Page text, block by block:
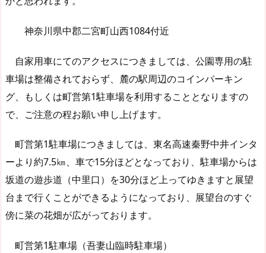
神奈川県中郡二宮町山西1084付近
自家用車にてのアクセスにつきましては、公園専用の駐
車場は整備されておらず、麓の駅周辺のコインパーキン
グ、もしくは町営第1駐車場を利用することとなりますの
で、ご注意の程お願い申し上げます。
町営第1駐車場につきましては、東名高速秦野中井インタ
ーより約7.5㎞、車で15分ほどとなっており、駐車場からは
坂道の遊歩道（中里口）を30分ほど上ってゆきますと展望
台まで行くことができるようになっており、展望台のすぐ
傍に菜の花畑が広がっております。
町営第1駐車場（吾妻山臨時駐車場）